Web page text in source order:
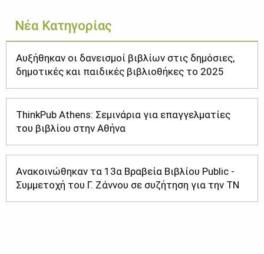
Νέα Κατηγορίας
Αυξήθηκαν οι δανεισμοί βιβλίων στις δημόσιες,
δημοτικές και παιδικές βιβλιοθήκες το 2025
ThinkPub Athens: Σεμινάρια για επαγγελματίες
του βιβλίου στην Αθήνα
Ανακοινώθηκαν τα 13α Βραβεία Βιβλίου Public -
Συμμετοχή του Γ. Ζάννου σε συζήτηση για την ΤΝ